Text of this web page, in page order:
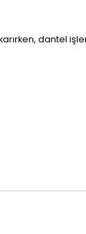
dantel